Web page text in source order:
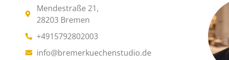
Mendestraße 21,
28203 Bremen
+4915792802003
info@bremerkuechenstudio.de